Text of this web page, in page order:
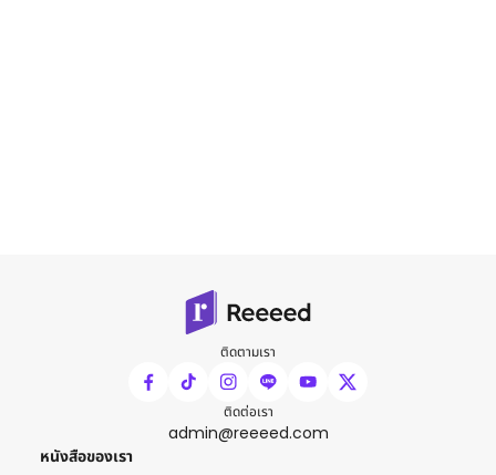
ติดตามเรา
ติดต่อเรา
admin@reeeed.com
หนังสือของเรา